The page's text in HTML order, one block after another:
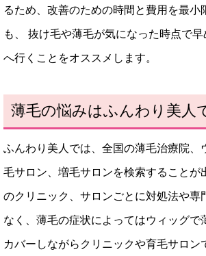
るため、改善のための時間と費用を最小
も、 抜け毛や薄毛が気になった時点で
へ行くことをオススメします。
薄毛の悩みはふんわり美人
ふんわり美人では、全国の薄毛治療院、
毛サロン、増毛サロンを検索することが
のクリニック、サロンごとに対処法や専
なく、薄毛の症状によってはウィッグで
カバーしながらクリニックや育毛サロン